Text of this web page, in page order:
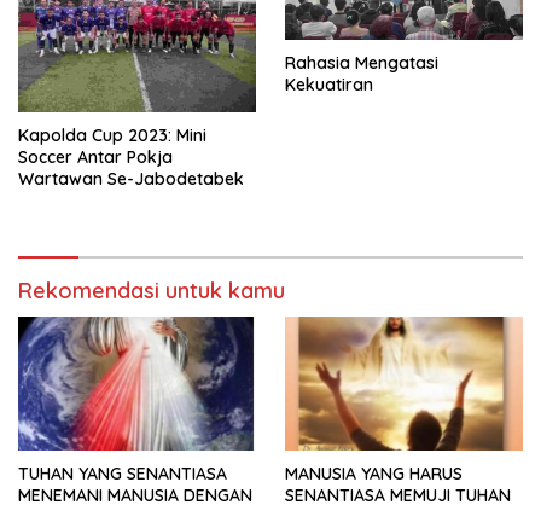
Kapolda Cup 2023: Mini
Soccer Antar Pokja
Wartawan Se-Jabodetabek
Rahasia Mengatasi
Kekuatiran
Rekomendasi untuk kamu
TUHAN YANG SENANTIASA
MENEMANI MANUSIA DENGAN
MANUSIA YANG HARUS
SENANTIASA MEMUJI TUHAN